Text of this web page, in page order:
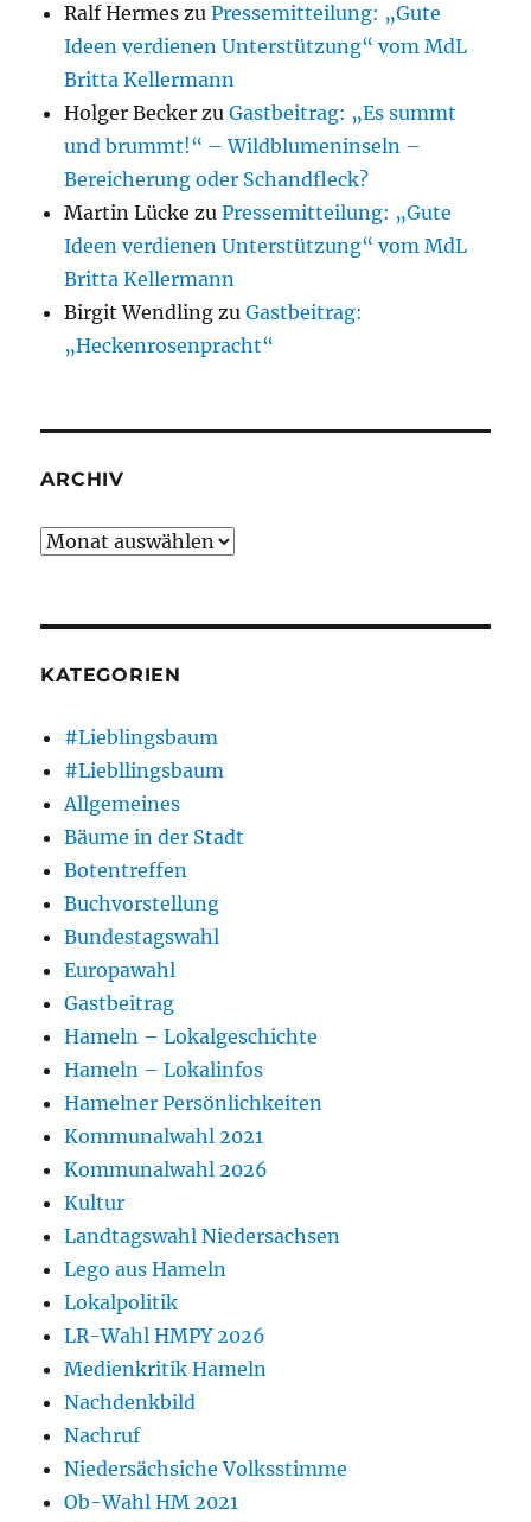
Ralf Hermes zuPressemitteilung: „Gute
Ideen verdienen Unterstützung“ vom MdL
Britta Kellermann
Holger Becker zuGastbeitrag: „Es summt
und brummt!“ – Wildblumeninseln –
Bereicherung oder Schandfleck?
Martin Lücke zuPressemitteilung: „Gute
Ideen verdienen Unterstützung“ vom MdL
Britta Kellermann
Birgit Wendling zuGastbeitrag:
„Heckenrosenpracht“
ARCHIV
Archiv
KATEGORIEN
#Lieblingsbaum
#Liebllingsbaum
Allgemeines
Bäume in der Stadt
Botentreffen
Buchvorstellung
Bundestagswahl
Europawahl
Gastbeitrag
Hameln – Lokalgeschichte
Hameln – Lokalinfos
Hamelner Persönlichkeiten
Kommunalwahl 2021
Kommunalwahl 2026
Kultur
Landtagswahl Niedersachsen
Lego aus Hameln
Lokalpolitik
LR-Wahl HMPY 2026
Medienkritik Hameln
Nachdenkbild
Nachruf
Niedersächsiche Volksstimme
Ob-Wahl HM 2021